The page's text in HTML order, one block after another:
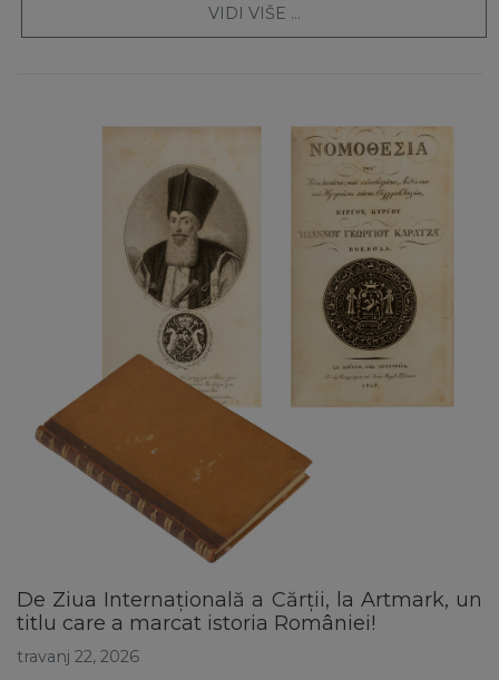
VIDI VIŠE ...
De Ziua Internațională a Cărții, la Artmark, un
titlu care a marcat istoria României!
travanj 22, 2026